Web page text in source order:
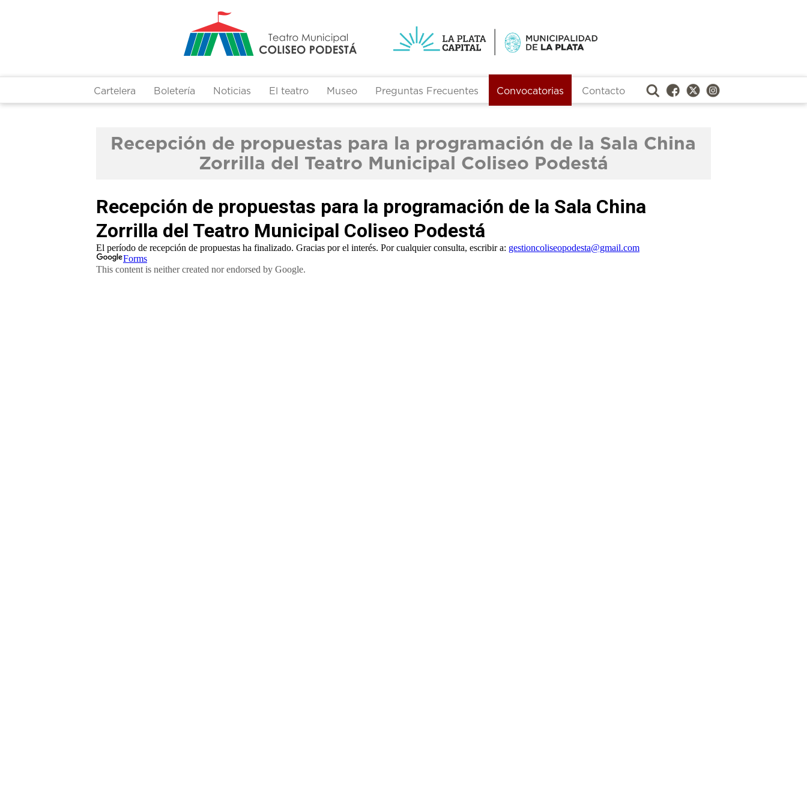
Cartelera Boletería Noticias El teatro Museo Preguntas Frecuentes Convocatorias Contacto
Recepción de propuestas para la programación de la Sala China
Zorrilla del Teatro Municipal Coliseo Podestá